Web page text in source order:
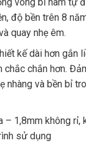
độ bền trên 8
quay nhẹ êm.
kế dài hơn gắn
chắn hơn.
nhàng và bền bỉ
– 1,8mm không rỉ,
sử dụng